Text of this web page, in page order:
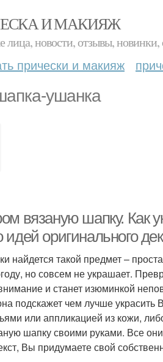
И МАКИЯЖ
новости, отзывы, новинки,
прически и макияж
ушанка
вязаную шапку. Как
идей оригинального
найдется такой предмет –
но совсем не украшает.
и станет изюминкой
подскажет чем лучше
или аппликацией из кожи,
шапку своими руками. Все
Вы придумаете свой